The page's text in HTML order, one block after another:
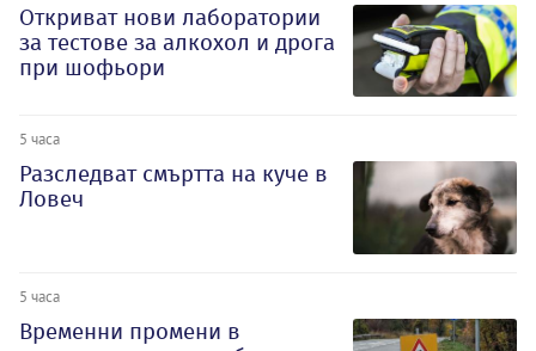
Откриват нови лаборатории
за тестове за алкохол и дрога
при шофьори
5 часа
Разследват смъртта на куче в
Ловеч
5 часа
Временни промени в